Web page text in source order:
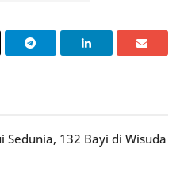
Sedunia, 132 Bayi di Wisuda